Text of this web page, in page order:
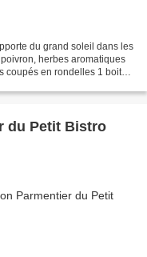
du grand soleil dans les
herbes aromatiques
coupés en rondelles 1 boite
du Petit Bistro